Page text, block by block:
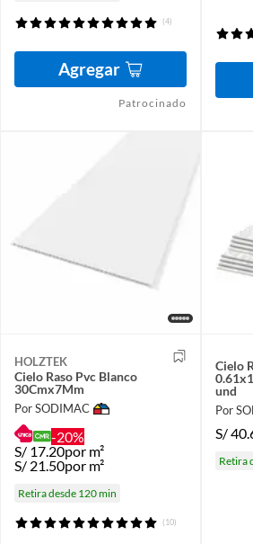
(4)
Agregar
Patrocinado
HOLZTEK
Cielo Raso Pvc Blanco
30Cmx7Mm
Por SODIMAC
-20%
S/ 17.20por m²
S/ 21.50por m²
Retira desde 120 min
(10)
Cielo
und
Por
S/
Retira